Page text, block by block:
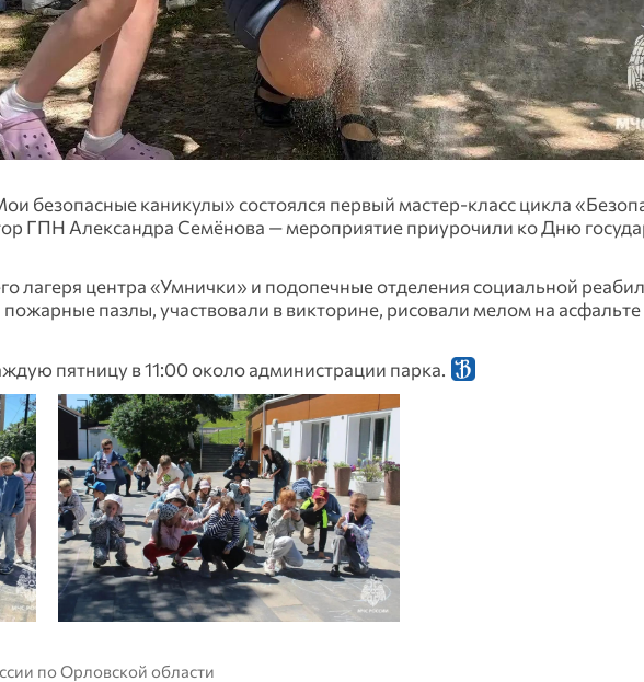
безопасные каникулы» состоялся первый мастер‑класс цикла
ГПН Александра Семёнова — мероприятие приурочили ко Дню
лагеря центра «Умнички» и подопечные отделения социальной
пазлы, участвовали в викторине, рисовали мелом на асфальте
пятницу в 11:00 около администрации парка.
по Орловской области